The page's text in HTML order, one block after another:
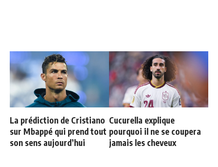
La prédiction de Cristiano
sur Mbappé qui prend tout
son sens aujourd’hui
Cucurella explique
pourquoi il ne se coupera
jamais les cheveux